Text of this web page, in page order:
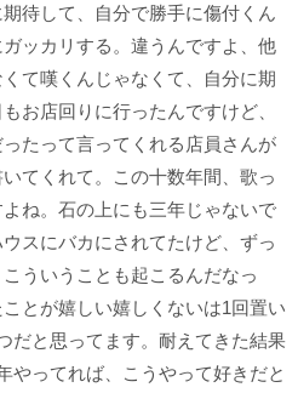
待して、自分で勝手に傷付くん
ッカリする。違うんですよ、他
て嘆くんじゃなくて、自分に期
お店回りに行ったんですけど、
たって言ってくれる店員さんが
てくれて。この十数年間、歌っ
ね。石の上にも三年じゃないで
スにバカにされてたけど、ずっ
ういうことも起こるんだなっ
とが嬉しい嬉しくないは1回置い
だと思ってます。耐えてきた結果
やってれば、こうやって好きだと